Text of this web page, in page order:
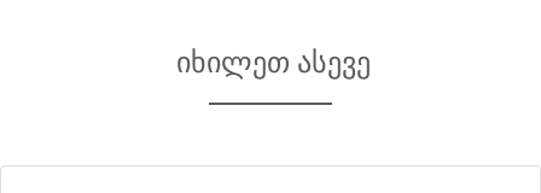
იხილეთ ასევე